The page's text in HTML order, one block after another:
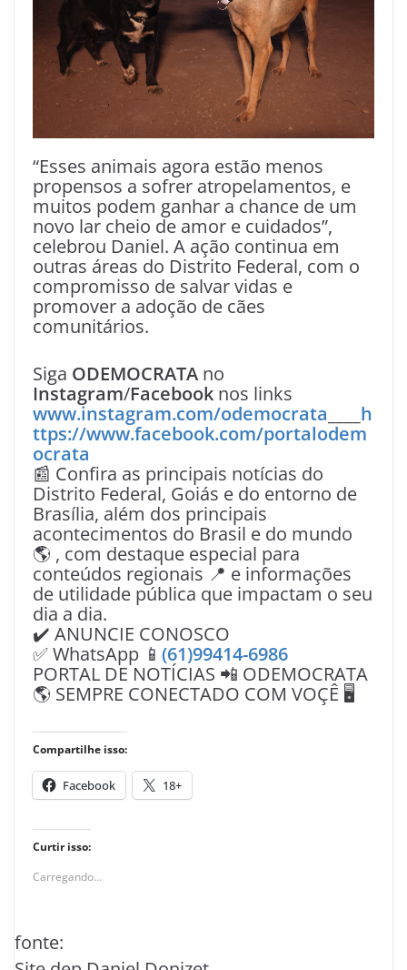
“Esses animais agora estão menos
propensos a sofrer atropelamentos, e
muitos podem ganhar a chance de um
novo lar cheio de amor e cuidados”,
celebrou Daniel. A ação continua em
outras áreas do Distrito Federal, com o
compromisso de salvar vidas e
promover a adoção de cães
comunitários.
Siga ODEMOCRATA no
Instagram/Facebook nos links
www.instagram.com/odemocrata
h
ttps://www.facebook.com/portalodem
ocrata
📰 Confira as principais notícias do
Distrito Federal, Goiás e do entorno de
Brasília, além dos principais
acontecimentos do Brasil e do mundo
🌎 , com destaque especial para
conteúdos regionais 📍 e informações
de utilidade pública que impactam o seu
dia a dia.
✔️ ANUNCIE CONOSCO
✅ WhatsApp 📱 (61)99414-6986
PORTAL DE NOTÍCIAS 📲 ODEMOCRATA
🌎 SEMPRE CONECTADO COM VOÇÊ 🖥️
Compartilhe isso:
Facebook 18+
Curtir isso:
Carregando...
fonte: